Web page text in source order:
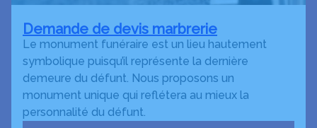
Demande de devis marbrerie
Le monument funéraire est un lieu hautement
symbolique puisqu’il représente la dernière
demeure du défunt. Nous proposons un
monument unique qui reflétera au mieux la
personnalité du défunt.